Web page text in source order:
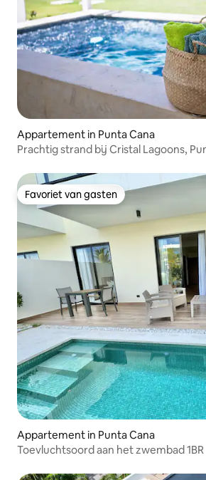
Appartement in Punta Cana
Prachtig strand bij Cristal Lagoons,
Favoriet van gasten
Favoriet van gasten
Appartement in Punta Cana
Toevluchtsoord aan het zwembad